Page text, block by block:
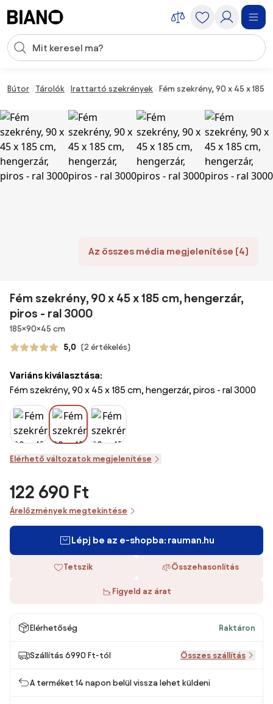
Keresési bevitel
Bútor Tárolók Irattartó szekrények Fém szekrény, 90 x 45 x
Az összes média megjelenítése (4)
Fém szekrény, 90 x 45 x 185 cm, hengerzár,
piros - ral 3000
Méretek
185×90×45 cm
5,0 (2 értékelés)
Variáns kiválasztása:
Fém szekrény, 90 x 45 x 185 cm, hengerzár, piros - ral 3000
Elérhető változatok megjelenítése
122 690 Ft
Árelőzmények megtekintése
Lépj be az e-shopba: rauman.hu
Tetszik Összehasonlítás
Figyeld az árat
Elérhetőség Raktáron
Szállítás 6990 Ft-tól Összes szállítás
A terméket 14 napon belül vissza lehet küldeni